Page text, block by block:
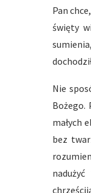
Pan
święty
Nie
Bożego.
małych
bez